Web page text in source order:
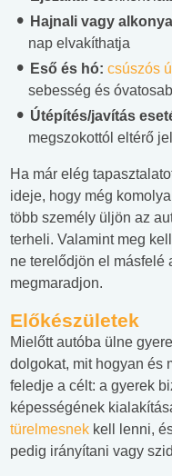
Hajnali vagy
nap elvakíthatja
Eső és hó: csúszós
sebesség és
Útépítés/javítás
megszokottól eltérő
Ha már elég
ideje, hogy még
több személy üljön az
terheli. Valamint meg
ne terelődjön el másfelé
megmaradjon.
Előkészületek
Mielőtt autóba ülne
dolgokat, mit hogyan és
feledje a célt: a gyerek
képességének
türelmesnek kell lenni,
pedig irányítani vagy